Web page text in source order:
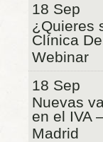
18 Sep
¿Quieres
Clínica
Webinar
18 Sep
Nuevas
en el IVA
Madrid